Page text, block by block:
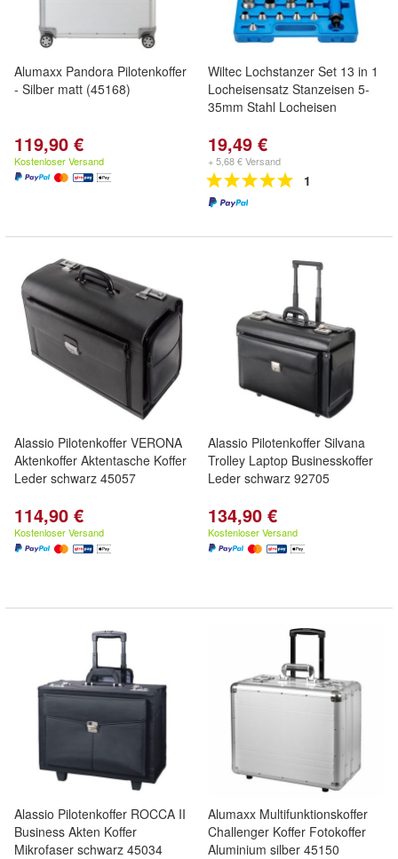
Alumaxx Pandora Pilotenkoffer
- Silber matt (45168)
119,90 €
Kostenloser Versand
Wiltec Lochstanzer Set 13 in 1
Locheisensatz Stanzeisen 5-
35mm Stahl Locheisen
19,49 €
+ 5,68 € Versand
1
Alassio Pilotenkoffer VERONA
Aktenkoffer Aktentasche Koffer
Leder schwarz 45057
114,90 €
Kostenloser Versand
Alassio Pilotenkoffer Silvana
Trolley Laptop Businesskoffer
Leder schwarz 92705
134,90 €
Kostenloser Versand
Alassio Pilotenkoffer ROCCA II
Business Akten Koffer
Mikrofaser schwarz 45034
Alumaxx Multifunktionskoffer
Challenger Koffer Fotokoffer
Aluminium silber 45150